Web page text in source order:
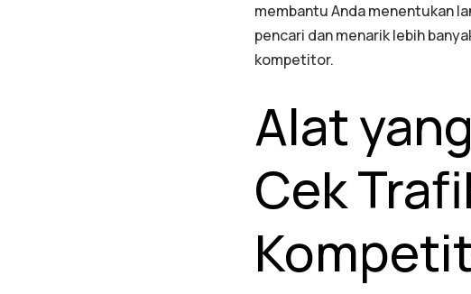
membantu Anda menentukan
pencari dan menarik lebih
kompetitor.
Alat
Cek